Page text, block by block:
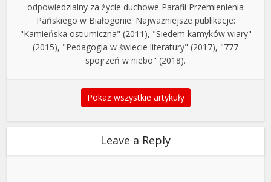
odpowiedzialny za życie duchowe Parafii Przemienienia
Pańskiego w Białogonie. Najważniejsze publikacje:
"Kamieńska ostiumiczna" (2011), "Siedem kamyków wiary"
(2015), "Pedagogia w świecie literatury" (2017), "777
spojrzeń w niebo" (2018).
Pokaż wszystkie artykuły
Leave a Reply